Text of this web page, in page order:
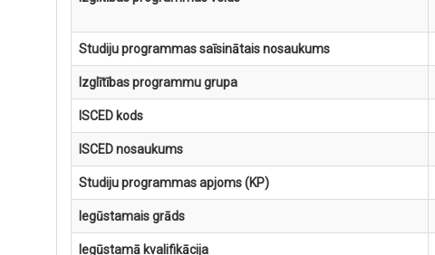
Studiju programmas saīsinātais nosaukums
Izglītības programmu grupa
ISCED kods
ISCED nosaukums
Studiju programmas apjoms (KP)
Iegūstamais grāds
Iegūstamā kvalifikācija